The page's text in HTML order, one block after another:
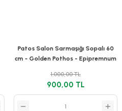
Patos Salon Sarmaşığı Sopalı 60
cm - Golden Pothos - Epipremnum
1.000,00 TL
900,00 TL